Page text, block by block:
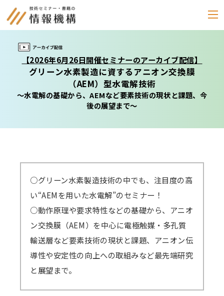
セミナー
雑誌
セミナーアーカイブ
動画配信・DVD
カテゴリー別
講師派遣
(社内研修)
【2026年6月26日開催セミナーのアーカイブ配信】
グリーン水素製造に資するアニオン交換膜
（AEM）型水電解技術
～水電解の基礎から、AEMなど要素技術の現状と課題、今
後の展望まで～
○グリーン水素製造技術の中でも、注目度の高
い“AEMを用いた水電解”のセミナー！
○動作原理や要求特性などの基礎から、アニオ
ン交換膜（AEM）を中心に電極触媒・多孔質
輸送層など要素技術の現状と課題、アニオン伝
導性や安定性の向上への取組みなど最先端研究
と展望まで。